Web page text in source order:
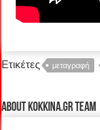
Ετικέτες μεταγραφή
About kokkina.gr TEAM